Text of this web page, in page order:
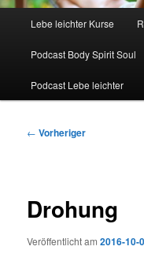
Lebe leichter Kurse
Podcast Body Spirit Soul
Podcast Lebe leichter
Beitragsnavigation
← Vorheriger
Drohung
Veröffentlicht am2016-10-